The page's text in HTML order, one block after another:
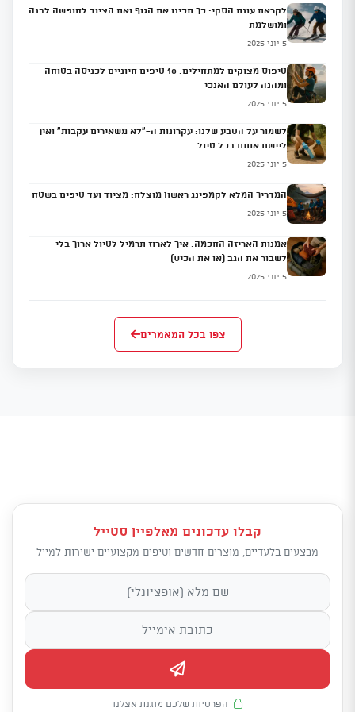
לקראת עונת הסקי: כך תכינו את הגוף ואת הציוד לחופשה לבנה
ומושלמת
5 יוני 2025
טיפוס מצוקים למתחילים: 10 טיפים חיוניים לכניסה בטוחה
ומהנה לעולם האנכי
5 יוני 2025
לשמור על הטבע שלנו: עקרונות ה-"לא משאירים עקבות" ואיך
ליישם אותם בכל טיול
5 יוני 2025
המדריך המלא לקמפינג ראשון מוצלח: מציוד ועד טיפים בשטח
5 יוני 2025
אמנות האריזה החכמה: איך לארוז תרמיל לטיול ארוך בלי
לשבור את הגב (או את הכיס)
5 יוני 2025
צפו בכל המאמרים
קבלו עדכונים מאלפיין סטייל
מבצעים בלעדיים, מוצרים חדשים וטיפים מקצועיים ישירות למייל
הפרטיות שלכם מוגנת אצלנו